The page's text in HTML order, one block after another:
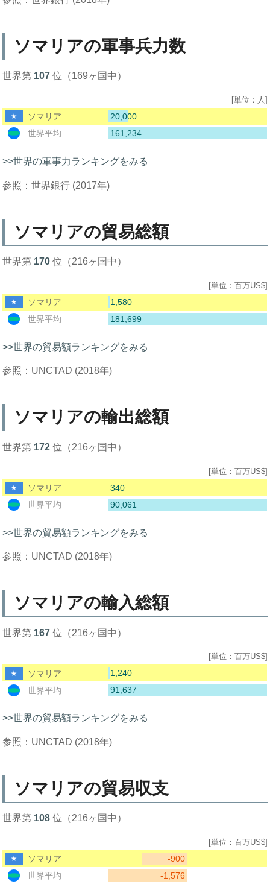
ソマリアの軍事兵力数
世界第 107 位（169ヶ国中）
[単位：人]
ソマリア
20,000
世界平均
161,234
>>世界の軍事力ランキングをみる
参照：世界銀行 (2017年)
ソマリアの貿易総額
世界第 170 位（216ヶ国中）
[単位：百万US$]
ソマリア
1,580
世界平均
181,699
>>世界の貿易額ランキングをみる
参照：UNCTAD (2018年)
ソマリアの輸出総額
世界第 172 位（216ヶ国中）
[単位：百万US$]
ソマリア
340
世界平均
90,061
>>世界の貿易額ランキングをみる
参照：UNCTAD (2018年)
ソマリアの輸入総額
世界第 167 位（216ヶ国中）
[単位：百万US$]
ソマリア
1,240
世界平均
91,637
>>世界の貿易額ランキングをみる
参照：UNCTAD (2018年)
ソマリアの貿易収支
世界第 108 位（216ヶ国中）
[単位：百万US$]
ソマリア
-900
世界平均
-1,576